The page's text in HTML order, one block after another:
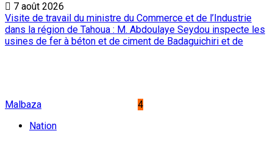
7 août 2026
Visite de travail du ministre du Commerce et de l’Industrie
dans la région de Tahoua : M. Abdoulaye Seydou inspecte les
usines de fer à béton et de ciment de Badaguichiri et de
Malbaza
4
Nation